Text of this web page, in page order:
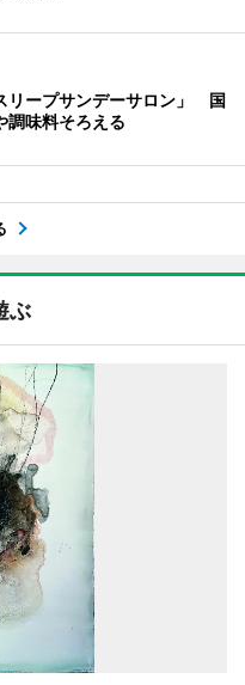
リープサンデーサロン」 国
調味料そろえる
ぶ